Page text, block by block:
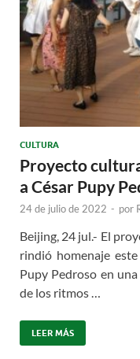
CULTURA
Proyecto
a César Pupy
24 de julio de 2022 - por
Beijing, 24 jul.- El
rindió homenaje
Pupy Pedroso en
de los ritmos …
LEER MÁS